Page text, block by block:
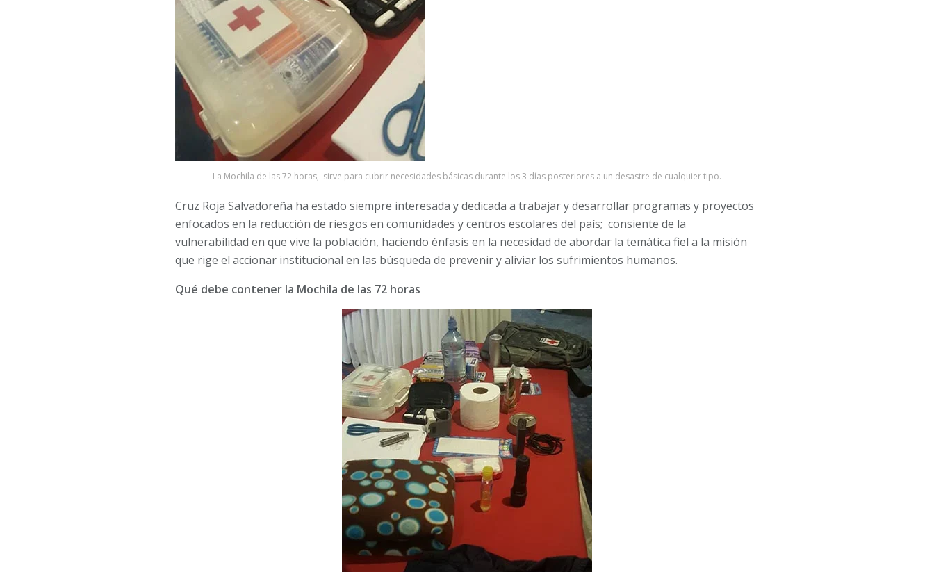
La Mochila de las 72 horas, sirve para cubrir necesidades básicas durante los 3 días posteriores a un desastre de cualquier tipo.
Cruz Roja Salvadoreña ha estado siempre interesada y dedicada a trabajar y desarrollar programas y proyectos
enfocados en la reducción de riesgos en comunidades y centros escolares del país; consiente de la
vulnerabilidad en que vive la población, haciendo énfasis en la necesidad de abordar la temática fiel a la misión
que rige el accionar institucional en las búsqueda de prevenir y aliviar los sufrimientos humanos.
Qué debe contener la Mochila de las 72 horas